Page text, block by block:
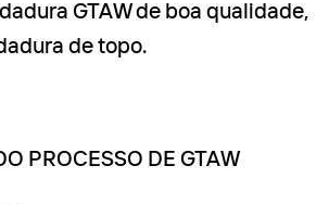
GTAW de boa qualidade,
de topo.
PROCESSO DE GTAW